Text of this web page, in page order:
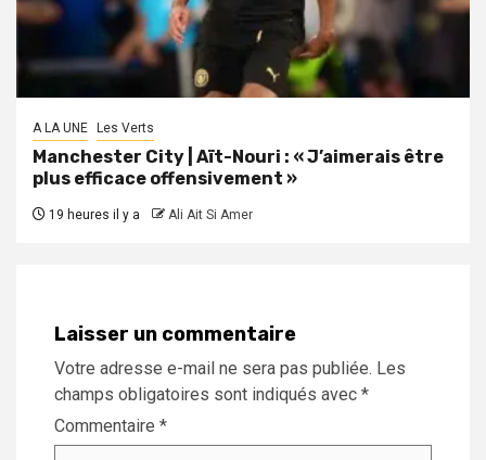
A LA UNE Les Verts
Manchester City | Aït-Nouri : « J’aimerais être
plus efficace offensivement »
19 heures il y a Ali Ait Si Amer
Laisser un commentaire
Votre adresse e-mail ne sera pas publiée. Les
champs obligatoires sont indiqués avec *
Commentaire *